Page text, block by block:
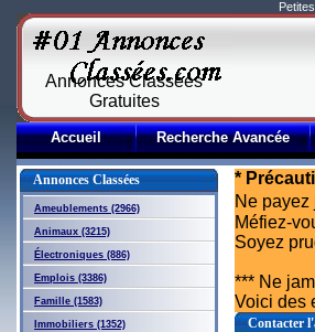
Annonces Classées
Gratuites
Accueil Recherche Avancée
Annonces Classées
Ameublements (2966)
Animaux (3215)
Électroniques (886)
Emplois (3386)
Famille (1583)
Immobiliers (1352)
*
Ne
Méfiez-
Soyez
*** Ne
Voici des
Contacter